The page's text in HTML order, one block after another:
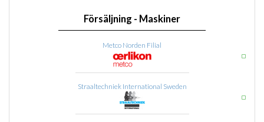
Försäljning - Maskiner
Metco Norden Filial
Straaltechniek International Sweden